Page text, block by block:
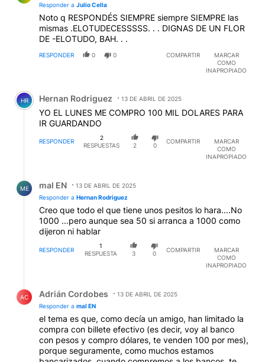
Responder a Julio Cella
Noto q RESPONDÉS SIEMPRE siempre SIEMPRE las
mismas .ELOTUDECESSSSS. . . DIGNAS DE UN FLOR
DE -ELOTUDO, BAH. . .
RESPONDER 0 0 COMPARTIR
MARCAR
COMO
INAPROPIADO
Comentario de Hernan Rodriguez.
HR Hernan Rodriguez 13 DE ABRIL DE 2025
YO EL LUNES ME COMPRO 100 MIL DOLARES PARA
IR GUARDANDO
RESPONDER
2
RESPUESTAS
2 0
COMPARTIR
MARCAR
COMO
INAPROPIADO
ME mal EN
13 DE ABRIL DE 2025
Responder a Hernan Rodriguez
Creo que todo el que tiene unos pesitos lo hara....No
1000 ...pero aunque sea 50 si arranca a 1000 como
dijeron ni hablar
RESPONDER
1
RESPUESTA
3 0
COMPARTIR
MARCAR
COMO
INAPROPIADO
AC Adrián Cordobes
13 DE ABRIL DE 2025
Responder a mal EN
el tema es que, como decía un amigo, han limitado la
compra con billete efectivo (es decir, voy al banco
con pesos y compro dólares, te venden 100 por mes),
porque seguramente, como muchos estamos